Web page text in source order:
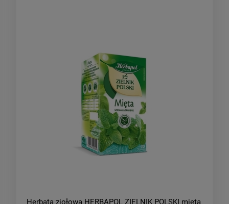
Herbata ziołowa HERBAPOL ZIELNIK POLSKI mięta